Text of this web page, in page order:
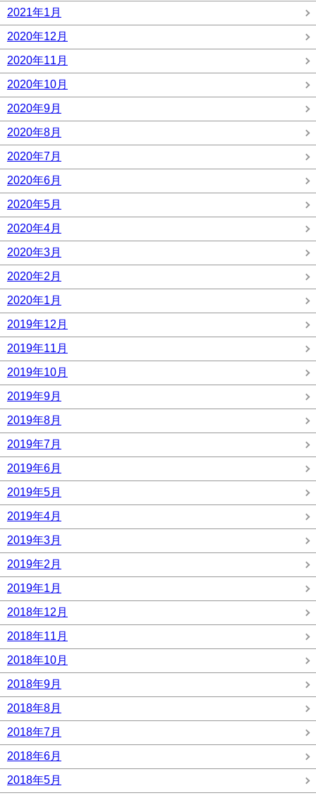
2021年1月
2020年12月
2020年11月
2020年10月
2020年9月
2020年8月
2020年7月
2020年6月
2020年5月
2020年4月
2020年3月
2020年2月
2020年1月
2019年12月
2019年11月
2019年10月
2019年9月
2019年8月
2019年7月
2019年6月
2019年5月
2019年4月
2019年3月
2019年2月
2019年1月
2018年12月
2018年11月
2018年10月
2018年9月
2018年8月
2018年7月
2018年6月
2018年5月